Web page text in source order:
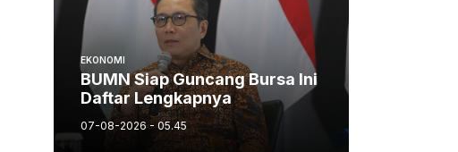
EKONOMI
BUMN Siap Guncang Bursa Ini
Daftar Lengkapnya
07-08-2026 - 05.45